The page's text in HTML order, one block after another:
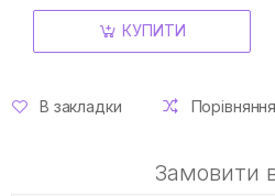
КУПИТИ
В закладки Порівняння
Замовити в